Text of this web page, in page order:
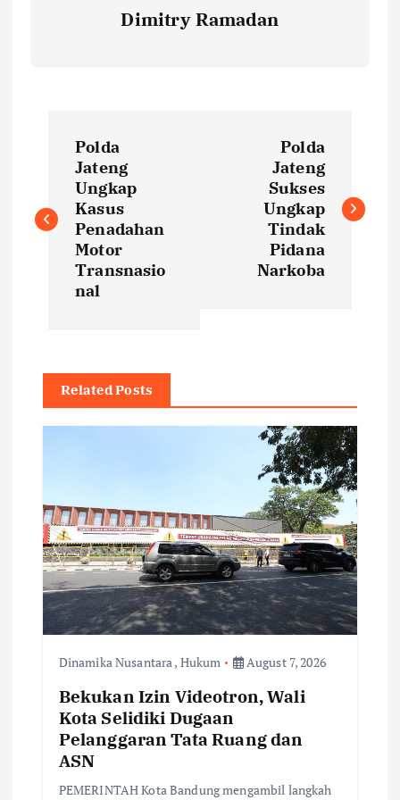
Dimitry Ramadan
s
a
t
Polda
Jateng
Ungkap
Kasus
Penadahan
Motor
Transnasio
nal
Polda
Jateng
Sukses
Ungkap
Tindak
Pidana
Narkoba
Related Posts
Dinamika Nusantara, Hukum August 7, 2026
Bekukan Izin Videotron, Wali
Kota Selidiki Dugaan
Pelanggaran Tata Ruang dan
ASN
PEMERINTAH Kota Bandung mengambil langkah